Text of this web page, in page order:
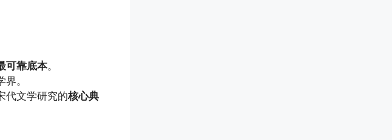
可靠底本。
界。
代文学研究的核心典